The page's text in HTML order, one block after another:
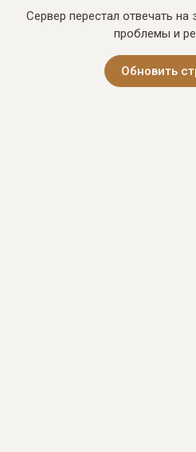
Сервер перестал отвечать
проблемы и
Обновить